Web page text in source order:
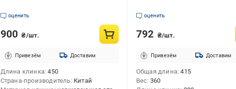
оценить
900 ₴/шт.
Привезём Доставим
Длина клинка 450
Страна-производитель Китай
оценить
792 ₴/шт.
Привезём Доставим
Общая длина 415
Вес 360